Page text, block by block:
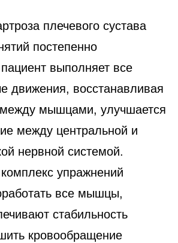
плечевого сустава
постепенно
выполняет все
движения, восстанавливая
мышцами, улучшается
между центральной и
нервной системой.
упражнений
все мышцы,
стабильность
кровообращение